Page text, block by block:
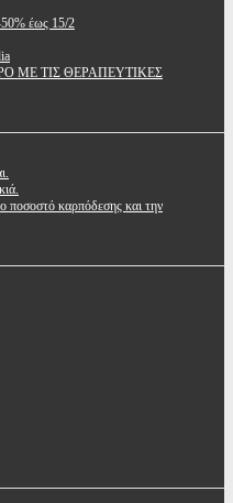
50% έως 15/2
ΜΕ ΤΙΣ ΘΕΡΑΠΕΥΤΙΚΕΣ
ποσοστό καρπόδεσης και την